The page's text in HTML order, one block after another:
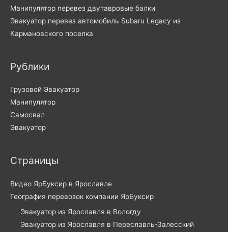
Манипулятор перевез двутавровые балки
Эвакуатор перевез автомобиль Subaru Legacy из
Кармановского поселка
Рублики
Грузовой Эвакуатор
Манипулятор
Самосвал
Эвакуатор
Страницы
Видео ЯрБуксир в Ярославле
География перевозок компании ЯрБуксир
Эвакуатор из Ярославля в Вологду
Эвакуатор из Ярославля в Переславль-Залесский